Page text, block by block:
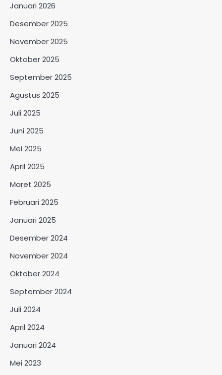
Januari 2026
Desember 2025
November 2025
Oktober 2025
September 2025
Agustus 2025
Juli 2025
Juni 2025
Mei 2025
April 2025
Maret 2025
Februari 2025
Januari 2025
Desember 2024
November 2024
Oktober 2024
September 2024
Juli 2024
April 2024
Januari 2024
Mei 2023